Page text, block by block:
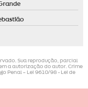
Sua reprodução, parcial
a autorização do autor. Crime
Penal –
Lei 9610/98 - Lei de